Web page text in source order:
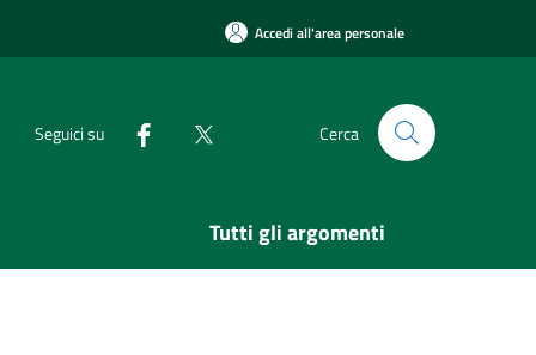
Accedi all'area personale
Seguici su Cerca
Tutti gli argomenti